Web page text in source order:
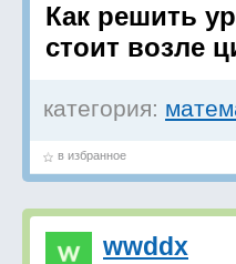
Как решить
стоит возле
категория:
в избранное
wwddx